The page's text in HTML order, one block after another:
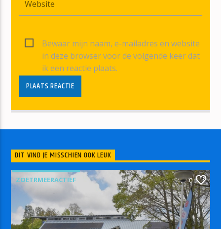
Bewaar mijn naam, e-mailadres en website
in deze browser voor de volgende keer dat
ik een reactie plaats.
DIT VIND JE MISSCHIEN OOK LEUK
ZOETRMEERACTIEF 0